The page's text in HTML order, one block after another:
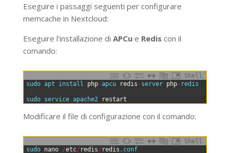
Eseguire i passaggi seguenti per configurare
memcache in Nextcloud:
Eseguire l’installazione di APCue Redis con il
comando:
Shell
sudo apt install php-apcu redis -server php- redis
sudo service apache2 restart
Modificare il file di configurazione con il comando:
Shell
sudo nano /etc/ redis/ redis .conf